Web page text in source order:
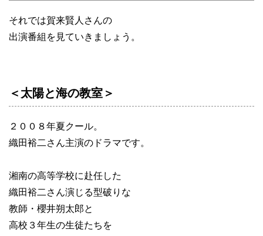
それでは賀来賢人さんの
出演番組を見ていきましょう。
＜太陽と海の教室＞
２００８年夏クール。
織田裕二さん主演のドラマです。
湘南の高等学校に赴任した
織田裕二さん演じる型破りな
教師・櫻井朔太郎と
高校３年生の生徒たちを